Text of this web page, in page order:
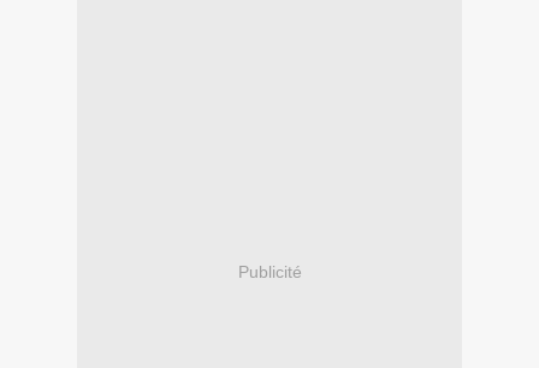
Publicité